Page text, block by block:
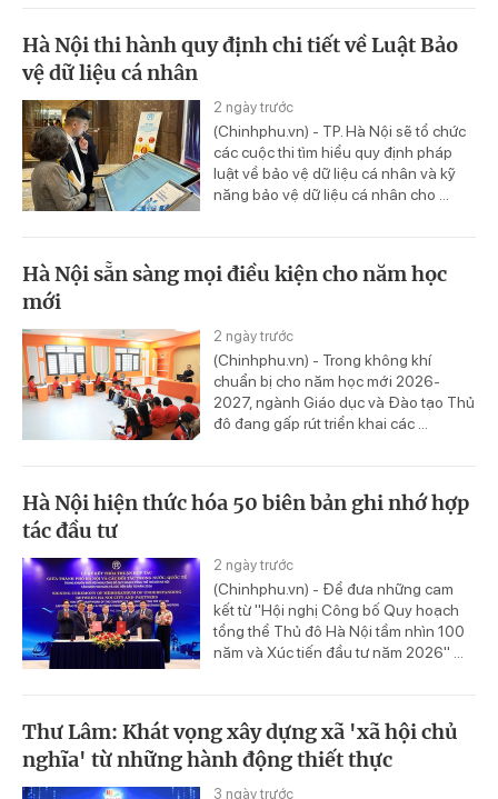
Hà Nội thi hành quy định chi tiết về Luật Bảo
vệ dữ liệu cá nhân
2 ngày trước
(Chinhphu.vn) - TP. Hà Nội sẽ tổ chức
các cuộc thi tìm hiểu quy định pháp
luật về bảo vệ dữ liệu cá nhân và kỹ
năng bảo vệ dữ liệu cá nhân cho ...
Hà Nội sẵn sàng mọi điều kiện cho năm học
mới
2 ngày trước
(Chinhphu.vn) - Trong không khí
chuẩn bị cho năm học mới 2026-
2027, ngành Giáo dục và Đào tạo Thủ
đô đang gấp rút triển khai các ...
Hà Nội hiện thức hóa 50 biên bản ghi nhớ hợp
tác đầu tư
2 ngày trước
(Chinhphu.vn) - Để đưa những cam
kết từ "Hội nghị Công bố Quy hoạch
tổng thể Thủ đô Hà Nội tầm nhìn 100
năm và Xúc tiến đầu tư năm 2026" ...
Thư Lâm: Khát vọng xây dựng xã 'xã hội chủ
nghĩa' từ những hành động thiết thực
3 ngày trước